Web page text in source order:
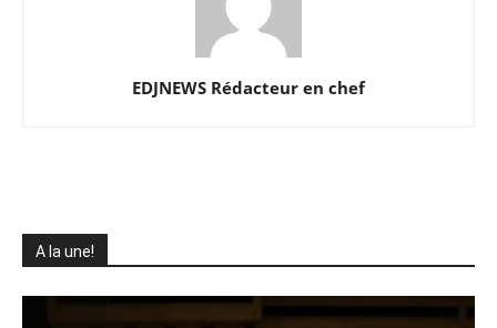
EDJNEWS Rédacteur en chef
A la une!